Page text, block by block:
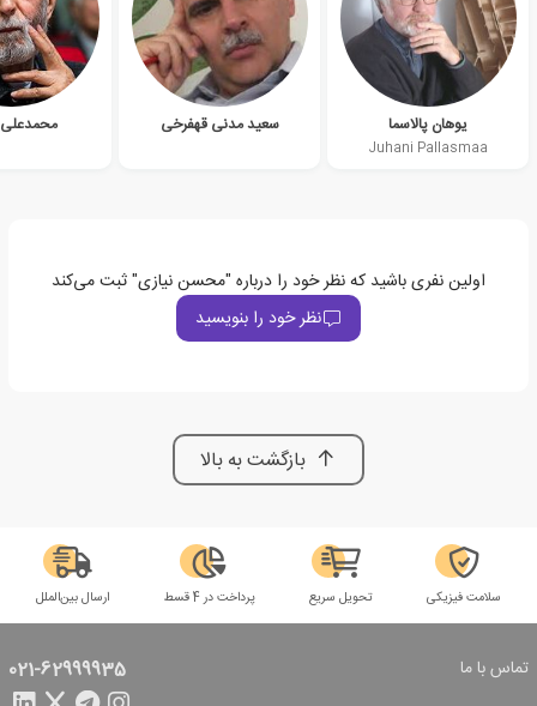
یوهان پالاسما
Juhani Pallasmaa
سعید مدنی قهفرخی
اولین نفری باشید که نظر خود را درباره "محسن نیازی" ثبت می‌کند
نظر خود را بنویسید
بازگشت به بالا
سلامت فیزیکی تحویل سریع پرداخت در 4 قسط ارسال بین‌الملل
تماس با ما 021-62999935